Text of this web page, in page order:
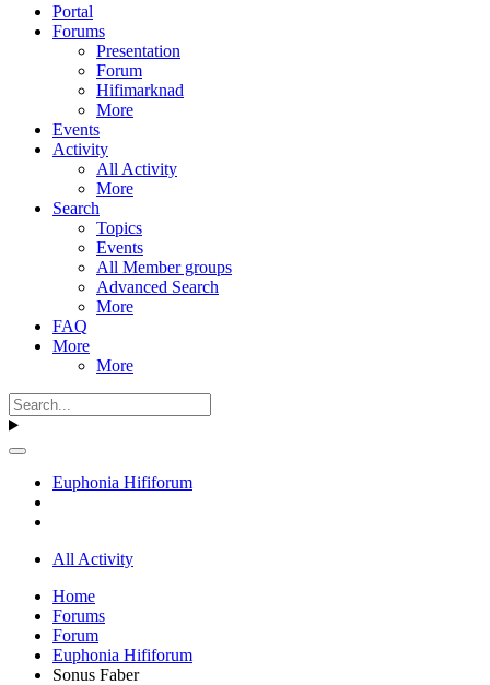
Portal
Forums
Presentation
Forum
Hifimarknad
More
Events
Activity
All Activity
More
Search
Topics
Events
All Member groups
Advanced Search
More
FAQ
More
More
Euphonia Hififorum
All Activity
Home
Forums
Forum
Euphonia Hififorum
Sonus Faber